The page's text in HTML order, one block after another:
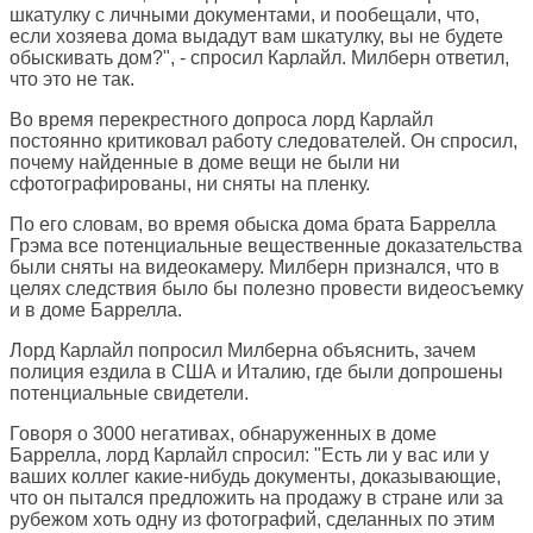
шкатулку с личными документами, и пообещали, что,
если хозяева дома выдадут вам шкатулку, вы не будете
обыскивать дом?", - спросил Карлайл. Милберн ответил,
что это не так.
Во время перекрестного допроса лорд Карлайл
постоянно критиковал работу следователей. Он спросил,
почему найденные в доме вещи не были ни
сфотографированы, ни сняты на пленку.
По его словам, во время обыска дома брата Баррелла
Грэма все потенциальные вещественные доказательства
были сняты на видеокамеру. Милберн признался, что в
целях следствия было бы полезно провести видеосъемку
и в доме Баррелла.
Лорд Карлайл попросил Милберна объяснить, зачем
полиция ездила в США и Италию, где были допрошены
потенциальные свидетели.
Говоря о 3000 негативах, обнаруженных в доме
Баррелла, лорд Карлайл спросил: "Есть ли у вас или у
ваших коллег какие-нибудь документы, доказывающие,
что он пытался предложить на продажу в стране или за
рубежом хоть одну из фотографий, сделанных по этим